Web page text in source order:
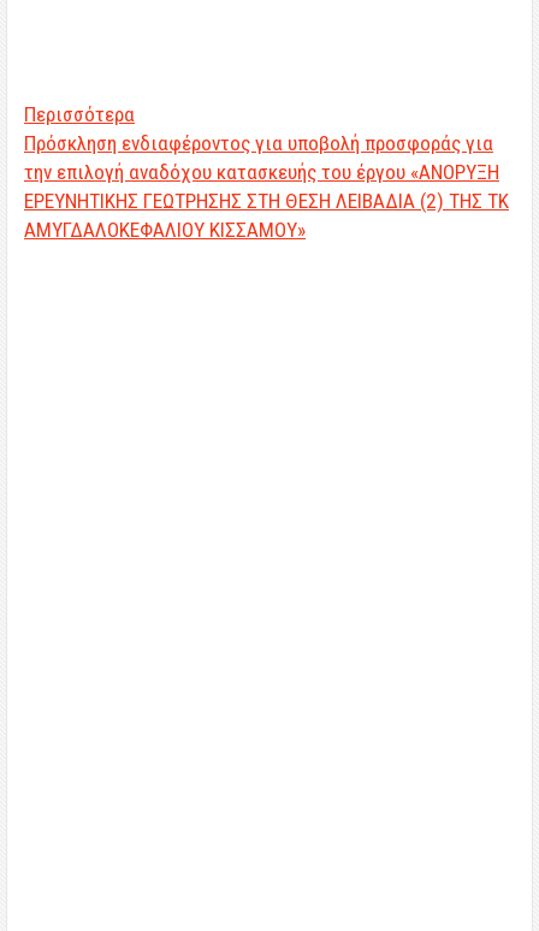
Περισσότερα
Πρόσκληση ενδιαφέροντος για υποβολή προσφοράς για
την επιλογή αναδόχου κατασκευής του έργου «ΑΝΟΡΥΞΗ
ΕΡΕΥΝΗΤΙΚΗΣ ΓΕΩΤΡΗΣΗΣ ΣΤΗ ΘΕΣΗ ΛΕΙΒΑΔΙΑ (2) ΤΗΣ ΤΚ
ΑΜΥΓΔΑΛΟΚΕΦΑΛΙΟΥ ΚΙΣΣΑΜΟΥ»